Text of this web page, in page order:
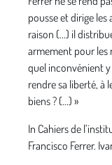
pousse et dirige
raison (...) il
armement pour les
quel inconvénient
rendre sa liberté, à
biens ? (...) »
In Cahiers de
Francisco Ferrer.